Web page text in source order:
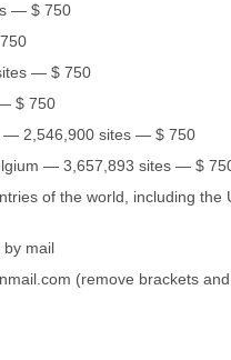
— $ 750
— $ 750
$ 750
— 2,546,900 sites — $ 750
— 3,657,893 sites — $
of the world, including
by mail
(remove brackets